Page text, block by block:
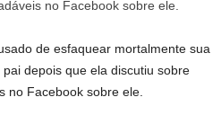
de esfaquear mortalmente sua
depois que ela discutiu sobre
​​​​no Facebook sobre ele.